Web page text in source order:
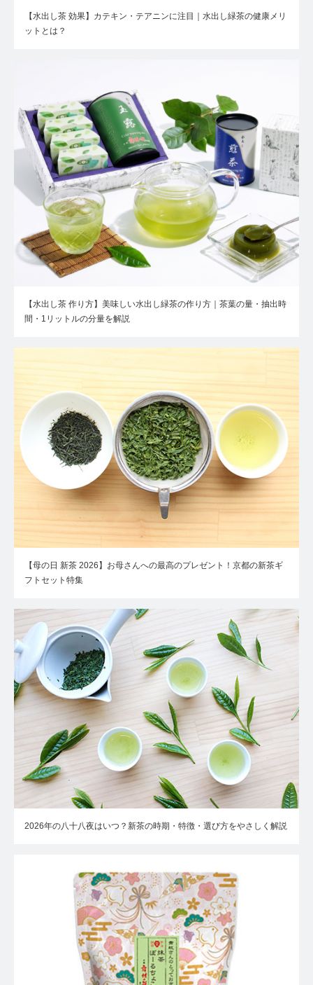
【水出し茶 効果】カテキン・テアニンに注目｜水出し緑茶の健康メリ
ットとは？
【水出し茶 作り方】美味しい水出し緑茶の作り方｜茶葉の量・抽出時
間・1リットルの分量を解説
【母の日 新茶 2026】お母さんへの最高のプレゼント！京都の新茶ギ
フトセット特集
2026年の八十八夜はいつ？新茶の時期・特徴・選び方をやさしく解説